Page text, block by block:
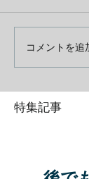
特集記事
コメントを追